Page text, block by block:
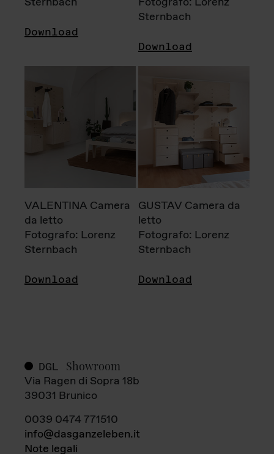
Download
Sternbach
Download
VALENTINA Camera
da letto
Fotografo: Lorenz
Sternbach
Download
GUSTAV Camera da
letto
Fotografo: Lorenz
Sternbach
Download
DGL Showroom
Via Ragen di Sopra 18b
39031 Brunico
0039 0474 771510
info@dasganzeleben.it
Note legali